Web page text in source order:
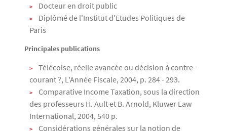
Docteur en droit public
Diplômé de l'Institut d'Etudes Politiques de
Paris
Principales publications
Télécoise, réelle avancée ou décision à contre-
courant ?, L'Année Fiscale, 2004, p. 284 - 293.
Comparative Income Taxation, sous la direction
des professeurs H. Ault et B. Arnold, Kluwer Law
International, 2004, 540 p.
Considérations générales sur la notion de